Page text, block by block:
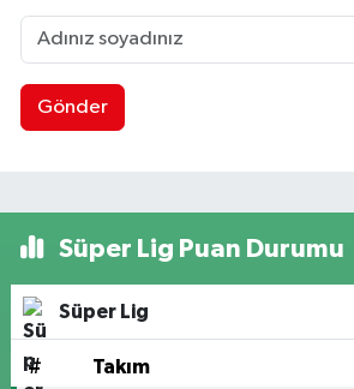
Gönder
Süper Lig Puan Durumu
Süper Lig
# Takım